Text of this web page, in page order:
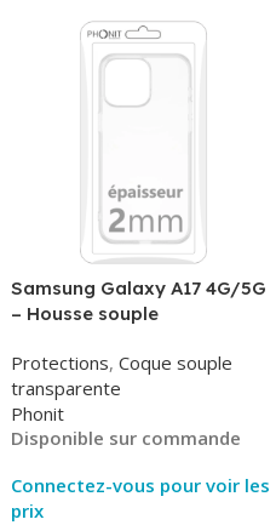
Samsung Galaxy A17 4G/5G
– Housse souple
Protections, Coque souple
transparente
Phonit
Disponible sur commande
Connectez-vous pour voir les
prix